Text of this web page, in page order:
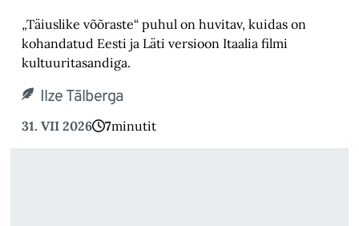
„Täiuslike võõraste“ puhul on huvitav, kuidas on
kohandatud Eesti ja Läti versioon Itaalia filmi
kultuuritasandiga.
Ilze Tālberga
31. VII 2026 7minutit